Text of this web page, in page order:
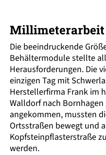
Die beeindruckende
Behälter­module stellte
Heraus­forderungen. Die
einzigen Tag mit
Herstellerfirma Frank im
Walldorf nach
angekommen, mussten
Ortsstraßen bewegt und
Kopfsteinpflasterstraße
werden.